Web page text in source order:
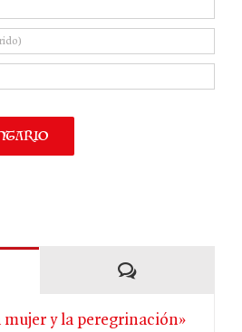
Comentarios
mujer y la peregrinación»